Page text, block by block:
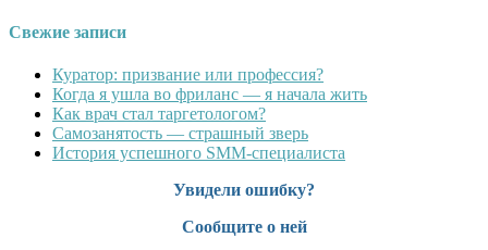
Свежие записи
Куратор: призвание или профессия?
Когда я ушла во фриланс — я начала жить
Как врач стал таргетологом?
Cамозанятость — страшный зверь
История успешного SMM-специалиста
Увидели ошибку?
Сообщите о ней